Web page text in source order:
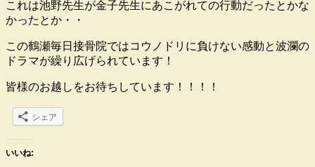
これは池野先生が金子先生にあこがれての行動だったとかな
かったとか・・
この鶴瀬毎日接骨院ではコウノドリに負けない感動と波瀾の
ドラマが繰り広げられています！
皆様のお越しをお待ちしています！！！！
シェア
いいね: